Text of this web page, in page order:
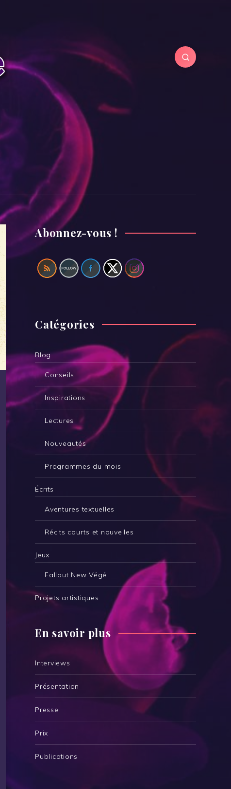
Abonnez-vous !
Catégories
Blog
Conseils
Inspirations
Lectures
Nouveautés
Programmes du mois
Écrits
Aventures textuelles
Récits courts et nouvelles
Jeux
Fallout New Végé
Projets artistiques
En savoir plus
Interviews
Présentation
Presse
Prix
Publications